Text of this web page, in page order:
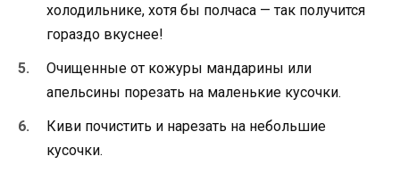
холодильнике, хотя бы полчаса — так получится
гораздо вкуснее!
Очищенные от кожуры мандарины или
апельсины порезать на маленькие кусочки.
Киви почистить и нарезать на небольшие
кусочки.